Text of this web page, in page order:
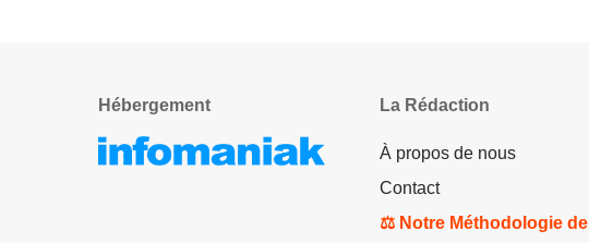
Hébergement La Rédaction
À propos de nous
Contact
⚖️ Notre Méthodologie de